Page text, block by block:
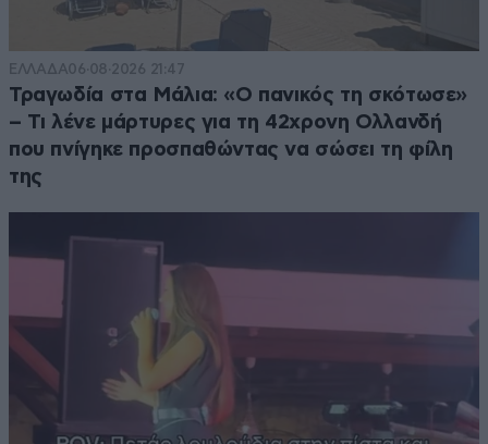
ΕΛΛΑΔΑ06·08·2026 21:47
Τραγωδία στα Μάλια: «Ο πανικός τη σκότωσε»
– Τι λένε μάρτυρες για τη 42χρονη Ολλανδή
που πνίγηκε προσπαθώντας να σώσει τη φίλη
της